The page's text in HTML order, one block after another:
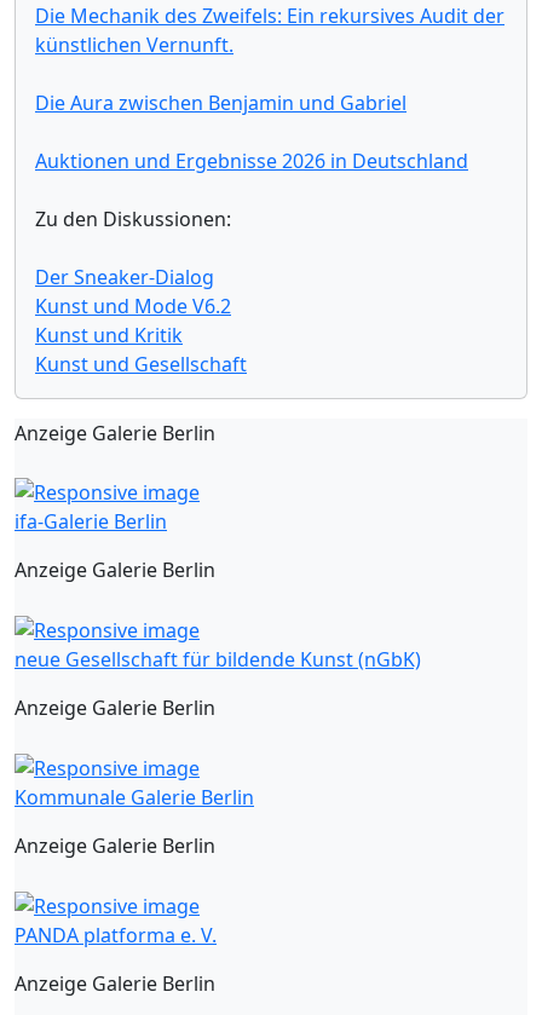
Die Mechanik des Zweifels: Ein rekursives Audit der
künstlichen Vernunft.
Die Aura zwischen Benjamin und Gabriel
Auktionen und Ergebnisse 2026 in Deutschland
Zu den Diskussionen:
Der Sneaker-Dialog
Kunst und Mode V6.2
Kunst und Kritik
Kunst und Gesellschaft
Anzeige Galerie Berlin
ifa-Galerie Berlin
Anzeige Galerie Berlin
neue Gesellschaft für bildende Kunst (nGbK)
Anzeige Galerie Berlin
Kommunale Galerie Berlin
Anzeige Galerie Berlin
PANDA platforma e. V.
Anzeige Galerie Berlin